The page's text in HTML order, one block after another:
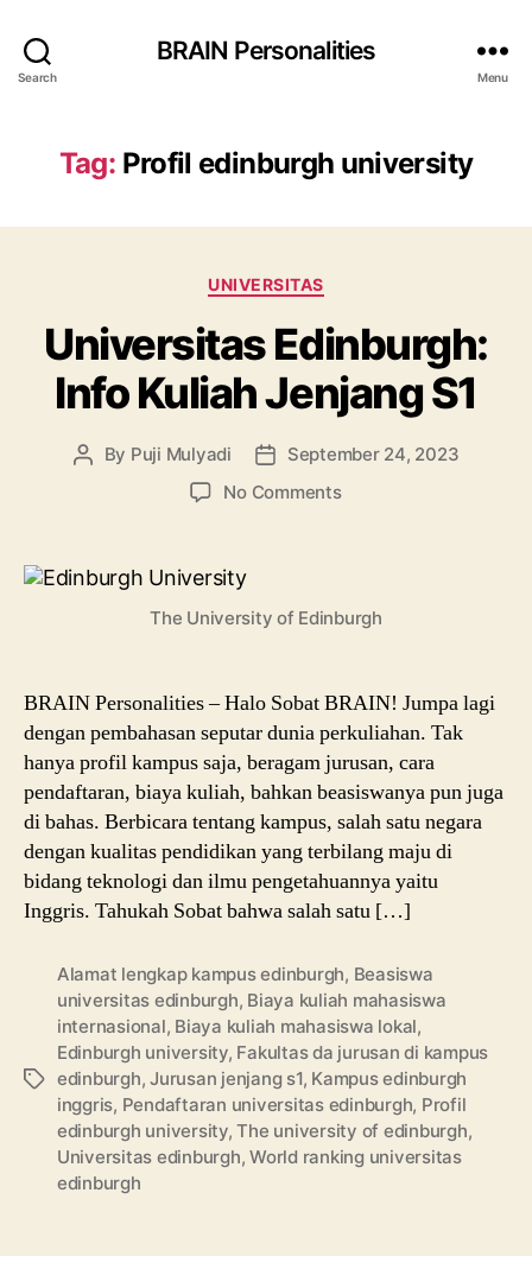
Search
BRAIN Personalities
Menu
Tag: Profil edinburgh university
Categories
UNIVERSITAS
Universitas Edinburgh:
Info Kuliah Jenjang S1
Post
By Puji Mulyadi
PostSeptember 24, 2023
No Commentson
Jenjang
The University of Edinburgh
BRAIN Personalities – Halo Sobat BRAIN! Jumpa lagi
dengan pembahasan seputar dunia perkuliahan. Tak
hanya profil kampus saja, beragam jurusan, cara
pendaftaran, biaya kuliah, bahkan beasiswanya pun juga
di bahas. Berbicara tentang kampus, salah satu negara
dengan kualitas pendidikan yang terbilang maju di
bidang teknologi dan ilmu pengetahuannya yaitu
Inggris. Tahukah Sobat bahwa salah satu […]
Tags
Alamat lengkap kampus edinburgh, Beasiswa
universitas edinburgh, Biaya kuliah mahasiswa
internasional, Biaya kuliah mahasiswa lokal,
Edinburgh university, Fakultas da jurusan di kampus
edinburgh,Jurusan jenjang s1, Kampus edinburgh
inggris, Pendaftaran universitas edinburgh, Profil
edinburgh university,The university of edinburgh,
Universitas edinburgh,World ranking universitas
edinburgh